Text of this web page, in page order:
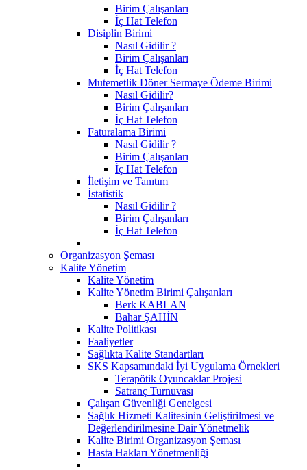
Birim Çalışanları
İç Hat Telefon
Disiplin Birimi
Nasıl Gidilir ?
Birim Çalışanları
İç Hat Telefon
Mutemetlik Döner Sermaye Ödeme Birimi
Nasıl Gidilir?
Birim Çalışanları
İç Hat Telefon
Faturalama Birimi
Nasıl Gidilir ?
Birim Çalışanları
İç Hat Telefon
İletişim ve Tanıtım
İstatistik
Nasıl Gidilir ?
Birim Çalışanları
İç Hat Telefon
Organizasyon Şeması
Kalite Yönetim
Kalite Yönetim
Kalite Yönetim Birimi Çalışanları
Berk KABLAN
Bahar ŞAHİN
Kalite Politikası
Faaliyetler
Sağlıkta Kalite Standartları
SKS Kapsamındaki İyi Uygulama Örnekleri
Terapötik Oyuncaklar Projesi
Satranç Turnuvası
Çalışan Güvenliği Genelgesi
Sağlık Hizmeti Kalitesinin Geliştirilmesi ve
Değerlendirilmesine Dair Yönetmelik
Kalite Birimi Organizasyon Şeması
Hasta Hakları Yönetmenliği